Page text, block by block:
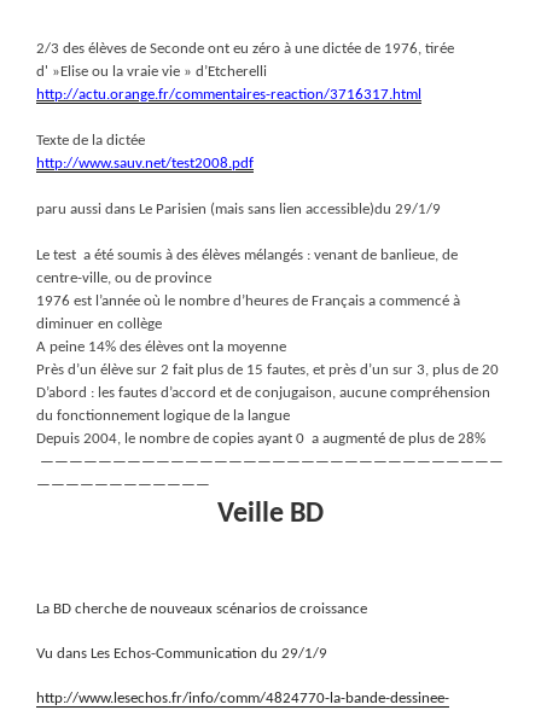
2/3 des élèves de Seconde ont eu zéro à une dictée de 1976, tirée
d' »Elise ou la vraie vie » d’Etcherelli
http://actu.orange.fr/commentaires-reaction/3716317.html
Texte de la dictée
http://www.sauv.net/test2008.pdf
paru aussi dans Le Parisien (mais sans lien accessible)du 29/1/9
Le test a été soumis à des élèves mélangés : venant de banlieue, de
centre-ville, ou de province
1976 est l’année où le nombre d’heures de Français a commencé à
diminuer en collège
A peine 14% des élèves ont la moyenne
Près d’un élève sur 2 fait plus de 15 fautes, et près d’un sur 3, plus de 20
D’abord : les fautes d’accord et de conjugaison, aucune compréhension
du fonctionnement logique de la langue
Depuis 2004, le nombre de copies ayant 0 a augmenté de plus de 28%
————————————————————————————————
————————————
Veille BD
La BD cherche de nouveaux scénarios de croissance
Vu dans Les Echos-Communication du 29/1/9
http://www.lesechos.fr/info/comm/4824770-la-bande-dessinee-